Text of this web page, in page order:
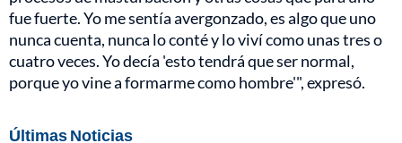
fue fuerte. Yo me sentía avergonzado, es algo que uno
nunca cuenta, nunca lo conté y lo viví como unas tres o
cuatro veces. Yo decía 'esto tendrá que ser normal,
porque yo vine a formarme como hombre'", expresó.
Últimas Noticias